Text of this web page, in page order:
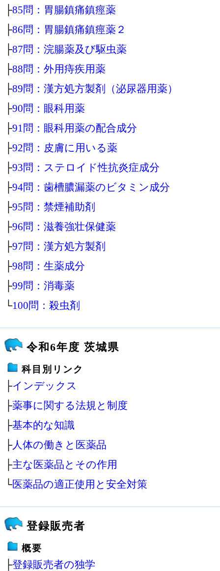
├85問：胃腸鎮痛鎮痙薬
├86問：胃腸鎮痛鎮痙薬２
├87問：浣腸薬及び駆虫薬
├88問：外用痔疾用薬
├89問：漢方処方製剤（泌尿器用薬）
├90問：眼科用薬
├91問：眼科用薬の配合成分
├92問：皮膚に用いる薬
├93問：ステロイド性抗炎症成分
├94問：歯槽膿漏薬のビタミン成分
├95問：禁煙補助剤
├96問：滋養強壮保健薬
├97問：漢方処方製剤
├98問：生薬成分
├99問：消毒薬
└100問：殺虫剤
令和6年度 茨城県
科目別リンク
├インデックス
├薬事に関する法規と制度
├基本的な知識
├人体の働きと医薬品
├主な医薬品とその作用
└医薬品の適正使用と安全対策
登録販売者
概要
├登録販売者の独学